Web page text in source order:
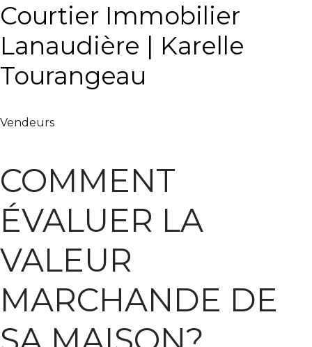
Courtier Immobilier
Lanaudière | Karelle
Tourangeau
Vendeurs
COMMENT
ÉVALUER LA
VALEUR
MARCHANDE DE